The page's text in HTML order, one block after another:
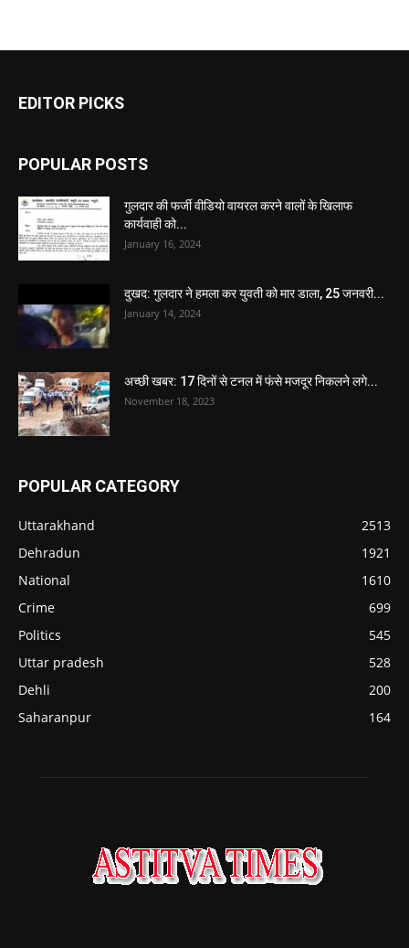
EDITOR PICKS
POPULAR POSTS
गुलदार की फर्जी वीडियो वायरल करने वालों के खिलाफ
कार्यवाही को...
January 16, 2024
दुखद: गुलदार ने हमला कर युवती को मार डाला, 25 जनवरी...
January 14, 2024
अच्छी खबर: 17 दिनों से टनल में फंसे मजदूर निकलने लगे...
November 18, 2023
POPULAR CATEGORY
Uttarakhand
2513
Dehradun
1921
National
1610
Crime
699
Politics
545
Uttar pradesh
528
Dehli
200
Saharanpur
164